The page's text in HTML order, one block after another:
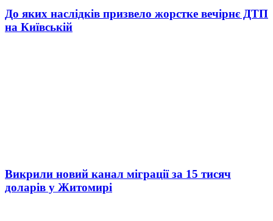
До яких наслідків призвело жорстке вечірнє ДТП
на Київській
Викрили новий канал міграції за 15 тисяч
доларів у Житомирі